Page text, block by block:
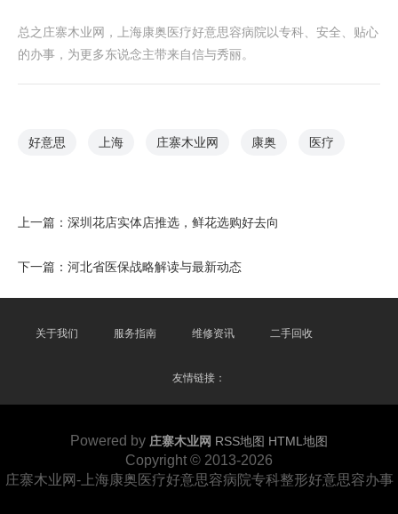
总之庄寨木业网，上海康奥医疗好意思容病院以专科、安全、贴心
的办事，为更多东说念主带来自信与秀丽。
好意思 上海 庄寨木业网 康奥 医疗
上一篇： 深圳花店实体店推选，鲜花选购好去向
下一篇： 河北省医保战略解读与最新动态
关于我们 服务指南 维修资讯 二手回收
友情链接：
Powered by 庄寨木业网 RSS地图 HTML地图
Copyright © 2013-2026
庄寨木业网-上海康奥医疗好意思容病院专科整形好意思容办事